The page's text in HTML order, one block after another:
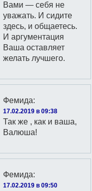
Вами — себя не
уважать. И сидите
здесь, и общаетесь.
И аргументация
Ваша оставляет
желать лучшего.
Фемида:
17.02.2019 в 09:38
Так же , как и ваша,
Валюша!
Фемида:
17.02.2019 в 09:50